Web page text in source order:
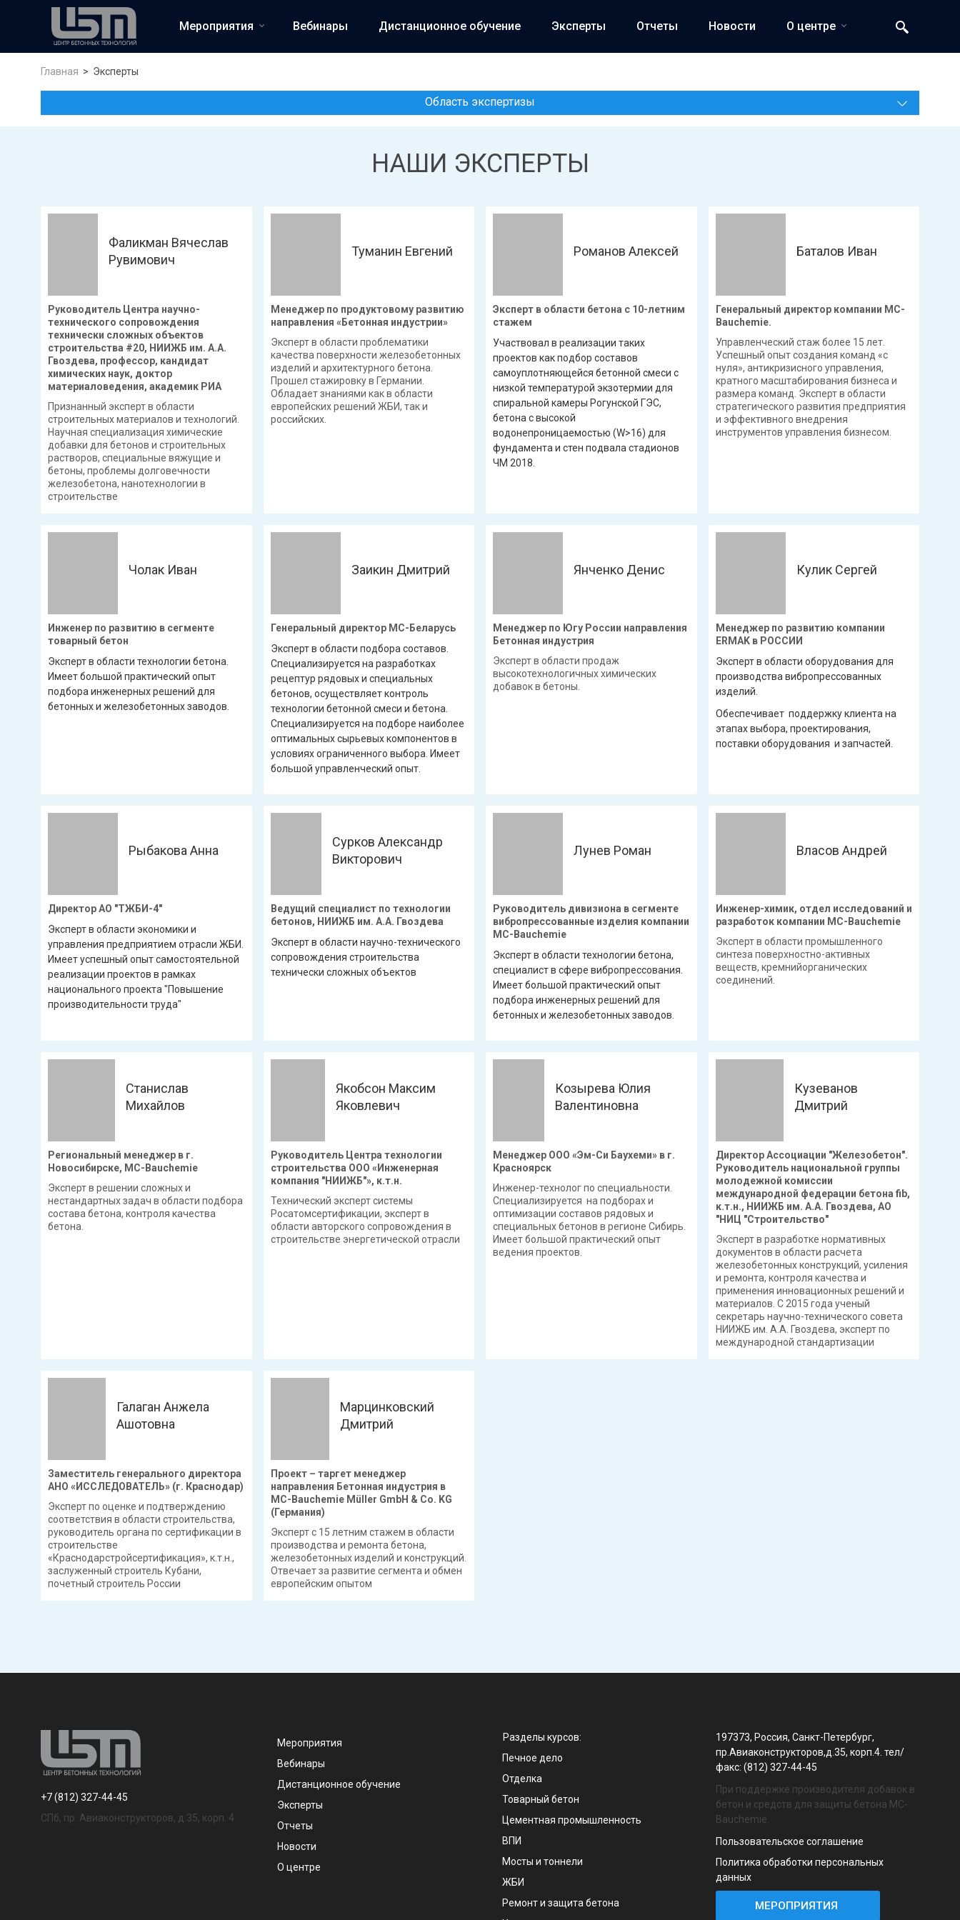
Мероприятия Вебинары Дистанционное обучение Эксперты Отчеты Новости О центре
Главная Эксперты
Область экспертизы
НАШИ ЭКСПЕРТЫ
Фаликман Вячеслав
Рувимович
Руководитель Центра научно-
технического сопровождения
технически сложных объектов
строительства #20, НИИЖБ им. А.А.
Гвоздева, профессор, кандидат
химических наук, доктор
материаловедения, академик РИА
Признанный эксперт в области
строительных материалов и технологий.
Научная специализация химические
добавки для бетонов и строительных
растворов, специальные вяжущие и
бетоны, проблемы долговечности
железобетона, нанотехнологии в
строительстве
Туманин Евгений
Менеджер по продуктовому развитию
направления «Бетонная индустрии»
Эксперт в области проблематики
качества поверхности железобетонных
изделий и архитектурного бетона.
Прошел стажировку в Германии.
Обладает знаниями как в области
европейских решений ЖБИ, так и
российских.
Романов Алексей
Эксперт в области бетона с 10-летним
стажем
Участвовал в реализации таких
проектов как подбор составов
самоуплотняющейся бетонной смеси с
низкой температурой экзотермии для
спиральной камеры Рогунской ГЭС,
бетона с высокой
водонепроницаемостью (W>16) для
фундамента и стен подвала стадионов
ЧМ 2018.
Баталов Иван
Генеральный директор компании МC-
Bauchemie.
Управленческий стаж более 15 лет.
Успешный опыт создания команд «с
нуля», антикризисного управления,
кратного масштабирования бизнеса и
размера команд. Эксперт в области
стратегического развития предприятия
и эффективного внедрения
инструментов управления бизнесом.
Чолак Иван
Инженер по развитию в сегменте
товарный бетон
Эксперт в области технологии бетона.
Имеет большой практический опыт
подбора инженерных решений для
бетонных и железобетонных заводов.
Заикин Дмитрий
Генеральный директор МС-Беларусь
Эксперт в области подбора составов.
Специализируется на разработках
рецептур рядовых и специальных
бетонов, осуществляет контроль
технологии бетонной смеси и бетона.
Специализируется на подборе наиболее
оптимальных сырьевых компонентов в
условиях ограниченного выбора. Имеет
большой управленческий опыт.
Янченко Денис
Менеджер по Югу России направления
Бетонная индустрия
Эксперт в области продаж
высокотехнологичных химических
добавок в бетоны.
Кулик Сергей
Менеджер по развитию компании
ERMAK в РОССИИ
Эксперт в области оборудования для
производства вибропрессованных
изделий.
Обеспечивает поддержку клиента на
этапах выбора, проектирования,
поставки оборудования и запчастей.
Рыбакова Анна
Директор АО "ТЖБИ-4"
Эксперт в области экономики и
управления предприятием отрасли ЖБИ.
Имеет успешный опыт самостоятельной
реализации проектов в рамках
национального проекта "Повышение
производительности труда"
Сурков Александр
Викторович
Ведущий специалист по технологии
бетонов, НИИЖБ им. А.А. Гвоздева
Эксперт в области научно-технического
сопровождения строительства
технически сложных объектов
Лунев Роман
Руководитель дивизиона в сегменте
вибропрессованные изделия компании
MC-Bauchemie
Эксперт в области технологии бетона,
специалист в сфере вибропрессования.
Имеет большой практический опыт
подбора инженерных решений для
бетонных и железобетонных заводов.
Власов Андрей
Инженер-химик, отдел исследований и
разработок компании МС-Bauchemie
Эксперт в области промышленного
синтеза поверхностно-активных
веществ, кремнийорганических
соединений.
Станислав
Михайлов
Региональный менеджер в г.
Новосибирске, MC-Bauchemie
Эксперт в решении сложных и
нестандартных задач в области подбора
состава бетона, контроля качества
бетона.
Якобсон Максим
Яковлевич
Руководитель Центра технологии
строительства ООО «Инженерная
компания "НИИЖБ"», к.т.н.
Технический эксперт системы
Росатомсертификации, эксперт в
области авторского сопровождения в
строительстве энергетической отрасли
Козырева Юлия
Валентиновна
Менеджер ООО «Эм-Си Баухеми» в г.
Красноярск
Инженер-технолог по специальности.
Специализируется на подборах и
оптимизации составов рядовых и
специальных бетонов в регионе Сибирь.
Имеет большой практический опыт
ведения проектов.
Кузеванов
Дмитрий
Директор Ассоциации "Железобетон".
Руководитель национальной группы
молодежной комиссии
международной федерации бетона fib,
к.т.н., НИИЖБ им. А.А. Гвоздева, АО
"НИЦ "Строительство"
Эксперт в разработке нормативных
документов в области расчета
железобетонных конструкций, усиления
и ремонта, контроля качества и
применения инновационных решений и
материалов. С 2015 года ученый
секретарь научно-технического совета
НИИЖБ им. А.А. Гвоздева, эксперт по
международной стандартизации
Галаган Анжела
Ашотовна
Заместитель генерального директора
АНО «ИССЛЕДОВАТЕЛЬ» (г. Краснодар)
Эксперт по оценке и подтверждению
соответствия в области строительства,
руководитель органа по сертификации в
строительстве
«Краснодарстройсертификация», к.т.н.,
заслуженный строитель Кубани,
почетный строитель России
Марцинковский
Дмитрий
Проект – таргет менеджер
направления Бетонная индустрия в
MC-Bauchemie Müller GmbH & Co. KG
(Германия)
Эксперт с 15 летним стажем в области
производства и ремонта бетона,
железобетонных изделий и конструкций.
Отвечает за развитие сегмента и обмен
европейским опытом
+7 (812) 327-44-45
СПб, пр. Авиаконструкторов, д.35, корп. 4
Мероприятия
Вебинары
Дистанционное обучение
Эксперты
Отчеты
Новости
О центре
Разделы курсов:
Печное дело
Отделка
Товарный бетон
Цементная промышленность
ВПИ
Мосты и тоннели
ЖБИ
Ремонт и защита бетона
197373, Россия, Санкт-Петербург,
пр.Авиаконструкторов,д.35, корп.4. тел/
факс: (812) 327-44-45
При поддержке производителя добавок в
бетон и средств для защиты бетона MC-
Bauchemie.
Пользовательское соглашение
Политика обработки персональных
данных
МЕРОПРИЯТИЯ